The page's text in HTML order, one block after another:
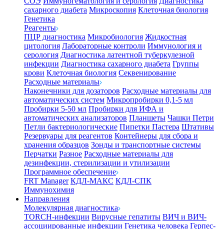
сахарного диабета Микроскопия Клеточная биология
Генетика
Реагенты
ПЦР диагностика Микробиология Жидкостная
цитология Лабораторные контроли Иммунология и
серология Диагностика латентной туберкулезной
инфекции Диагностика сахарного диабета Группы
крови Клеточная биология Секвенирование
Расходные материалы
Наконечники для дозаторов Расходные материалы для
автоматических систем Микропробирки 0,1-5 мл
Пробирки 5-50 мл Пробирки для ИФА и
автоматических анализаторов Планшеты Чашки Петри
Петли бактериологические Пипетки Пастера Штативы
Резервуары для реагентов Контейнеры для сбора и
хранения образцов Зонды и транспортные системы
Перчатки Разное Расходные материалы для
дезинфекции, стерилизации и утилизации
Программное обеспечение
FRT Manager КДЛ-МАКС КДЛ-СПК
Иммунохимия
Направления
Молекулярная диагностика
TORCH-инфекции Вирусные гепатиты ВИЧ и ВИЧ-
ассоциированные инфекции Генетика человека Герпес-